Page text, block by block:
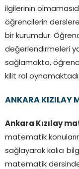
ilgilerinin
öğrencilerin derslere
bir kurumdur.
değerlendirmeleri
sağlamakta,
kilit rol
ANKARA KIZILAY
Ankara Kızılay
matematik
sağlayarak kalıcı
matematik dersinde